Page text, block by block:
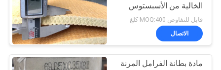
الخالية من الأسبستوس
لآبار زيت الونش
قابل للتفاوض MOQ:400 كلغ
الاتصال
مادة بطانة الفرامل المرنة